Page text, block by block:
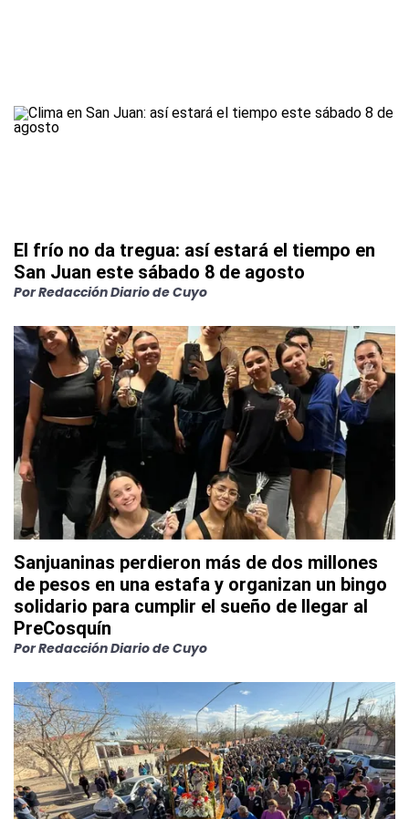
El frío no da tregua: así estará el tiempo en
San Juan este sábado 8 de agosto
PorRedacción Diario de Cuyo
Sanjuaninas perdieron más de dos millones
de pesos en una estafa y organizan un bingo
solidario para cumplir el sueño de llegar al
PreCosquín
PorRedacción Diario de Cuyo